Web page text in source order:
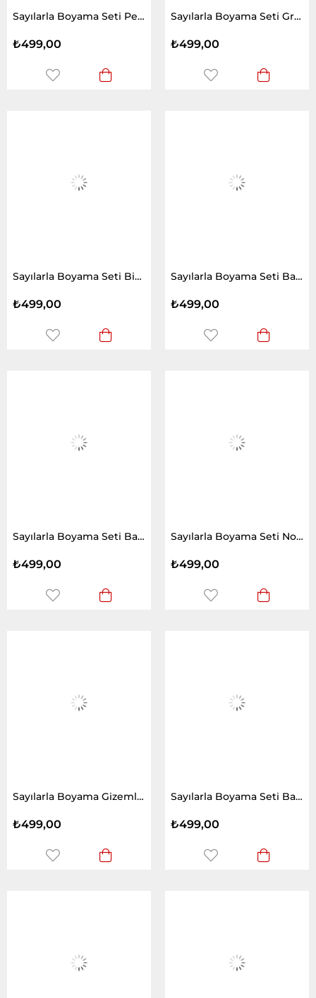
Sayılarla Boyama Seti Pembe Çiçek ve 2 Kuş
₺499,00
Sayılarla Boyama Seti Gri Kurt
₺499,00
Sayılarla Boyama Seti Bir Güzelin Kuşları
₺499,00
Sayılarla Boyama Seti Bahçedeki Yaramaz
₺499,00
Sayılarla Boyama Seti Bastet Ve Mısır Prensesi
₺499,00
Sayılarla Boyama Seti Noel Baba Ve Çocuklar
₺499,00
Sayılarla Boyama Gizemli Orman ve Geyik
₺499,00
Sayılarla Boyama Seti Bahar ve Kuş
₺499,00